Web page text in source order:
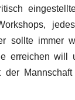
sollte immer
erreichen will
Mannschaft